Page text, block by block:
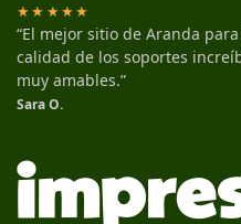
★★★★★
“El mejor sitio de Aranda
calidad de los soportes
muy amables.”
Sara O.